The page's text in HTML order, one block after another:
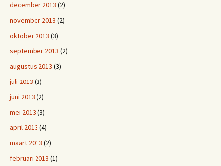
december 2013 (2)
november 2013 (2)
oktober 2013 (3)
september 2013 (2)
augustus 2013 (3)
juli 2013 (3)
juni 2013 (2)
mei 2013 (3)
april 2013 (4)
maart 2013 (2)
februari 2013 (1)